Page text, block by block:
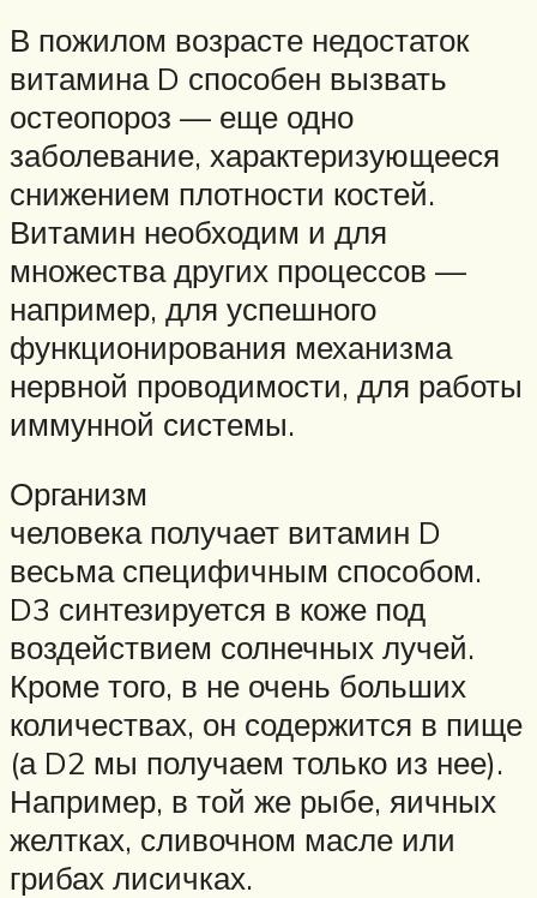
В пожилом возрасте недостаток
витамина D способен вызвать
остеопороз — еще одно
заболевание, характеризующееся
снижением плотности костей.
Витамин необходим и для
множества других процессов —
например, для успешного
функционирования механизма
нервной проводимости, для работы
иммунной системы.
Организм
человека получает витамин D
весьма специфичным способом.
D3 синтезируется в коже под
воздействием солнечных лучей.
Кроме того, в не очень больших
количествах, он содержится в пище
(а D2 мы получаем только из нее).
Например, в той же рыбе, яичных
желтках, сливочном масле или
грибах лисичках.